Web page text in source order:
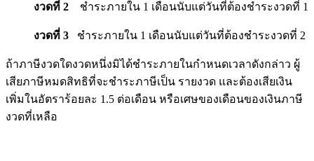
งวดที่ 2 ชำระภายใน 1 เดือนนับแต่วันที่ต้องชำระงวดที่ 1
งวดที่ 3 ชำระภายใน 1 เดือนนับแต่วันที่ต้องชำระงวดที่ 2
ถ้าภาษีงวดใดงวดหนึ่งมิได้ชำระภายในกำหนดเวลาดังกล่าว ผู้
เสียภาษีหมดสิทธิที่จะชำระภาษีเป็น รายงวด และต้องเสียเงิน
เพิ่มในอัตราร้อยละ 1.5 ต่อเดือน หรือเศษของเดือนของเงินภาษี
งวดที่เหลือ